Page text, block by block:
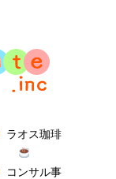
ラオス珈琲
コンサル事